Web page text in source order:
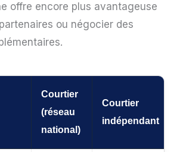
offre encore plus avantageuse
ou négocier des
Courtier
(réseau
national)
Courtier
indépendant